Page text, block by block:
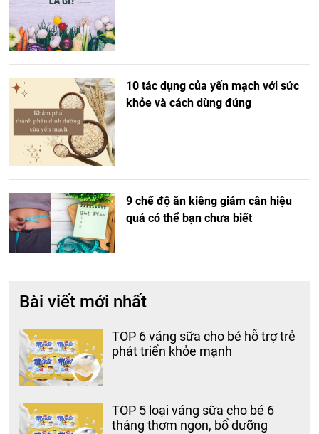
10 tác dụng của yến mạch với sức
khỏe và cách dùng đúng
9 chế độ ăn kiêng giảm cân hiệu
quả có thể bạn chưa biết
Bài viết mới nhất
TOP 6 váng sữa cho bé hỗ trợ trẻ
phát triển khỏe mạnh
TOP 5 loại váng sữa cho bé 6
tháng thơm ngon, bổ dưỡng